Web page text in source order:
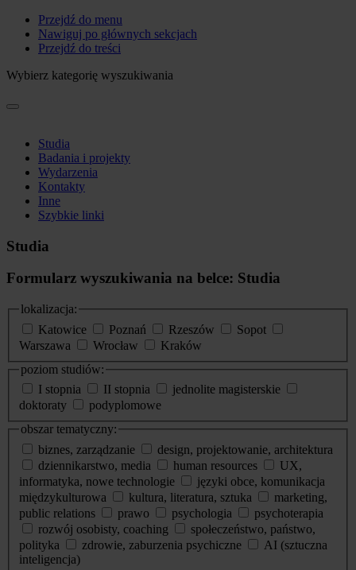
Przejdź do menu
Nawiguj po głównych sekcjach
Przejdź do treści
Wybierz kategorię wyszukiwania
Studia
Badania i projekty
Wydarzenia
Kontakty
Inne
Szybkie linki
Studia
Formularz wyszukiwania na belce: Studia
lokalizacja:
Katowice
Poznań Rzeszów
Sopot
Warszawa
Wrocław
Kraków
poziom studiów:
I stopnia
II stopnia
jednolite magisterskie
doktoraty
podyplomowe
obszar tematyczny:
biznes, zarządzanie
design, projektowanie, architektura
dziennikarstwo, media
human resources
UX,
informatyka, nowe technologie
języki obce, komunikacja
międzykulturowa
kultura, literatura, sztuka
marketing,
public relations
prawo psychologia
psychoterapia
rozwój osobisty, coaching
społeczeństwo, państwo,
polityka
zdrowie, zaburzenia psychiczne
AI (sztuczna
inteligencja)